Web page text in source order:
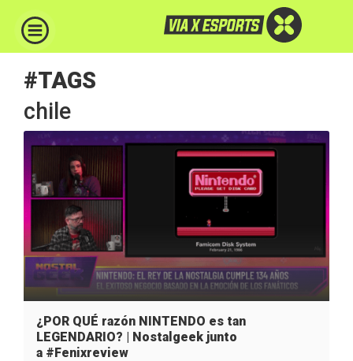
#TAGS
chile
¿POR QUÉ razón NINTENDO es tan
LEGENDARIO? | Nostalgeek junto
a #Fenixreview